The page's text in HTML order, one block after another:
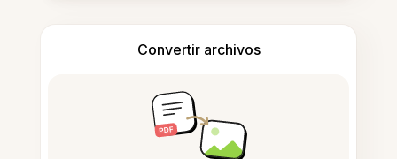
Convertir archivos